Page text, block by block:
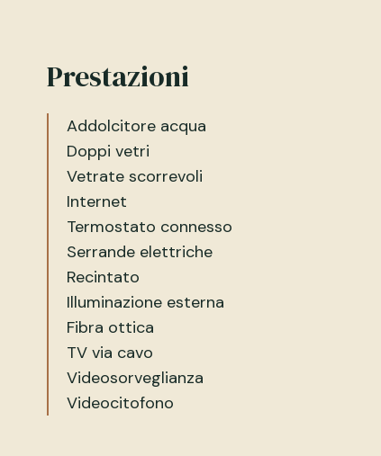
Prestazioni
Addolcitore acqua
Doppi vetri
Vetrate scorrevoli
Internet
Termostato connesso
Serrande elettriche
Recintato
Illuminazione esterna
Fibra ottica
TV via cavo
Videosorveglianza
Videocitofono